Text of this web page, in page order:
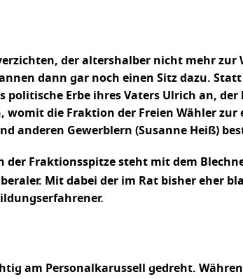
der altershalber nicht mehr zur
dann gar noch einen Sitz dazu.
Erbe ihres Vaters Ulrich an, der
die Fraktion der Freien Wähler zur
anderen Gewerblern (Susanne Heiß)
Fraktionsspitze steht mit dem
Mit dabei der im Rat bisher eher
am Personalkarussell gedreht.